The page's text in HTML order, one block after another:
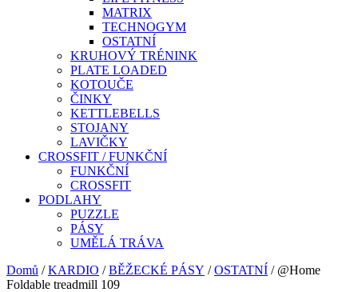
MATRIX
TECHNOGYM
OSTATNÍ
KRUHOVÝ TRÉNINK
PLATE LOADED
KOTOUČE
ČINKY
KETTLEBELLS
STOJANY
LAVIČKY
CROSSFIT / FUNKČNÍ
FUNKČNÍ
CROSSFIT
PODLAHY
PUZZLE
PÁSY
UMĚLÁ TRÁVA
Domů /KARDIO /BĚŽECKÉ PÁSY /OSTATNÍ / @Home
Foldable treadmill 109